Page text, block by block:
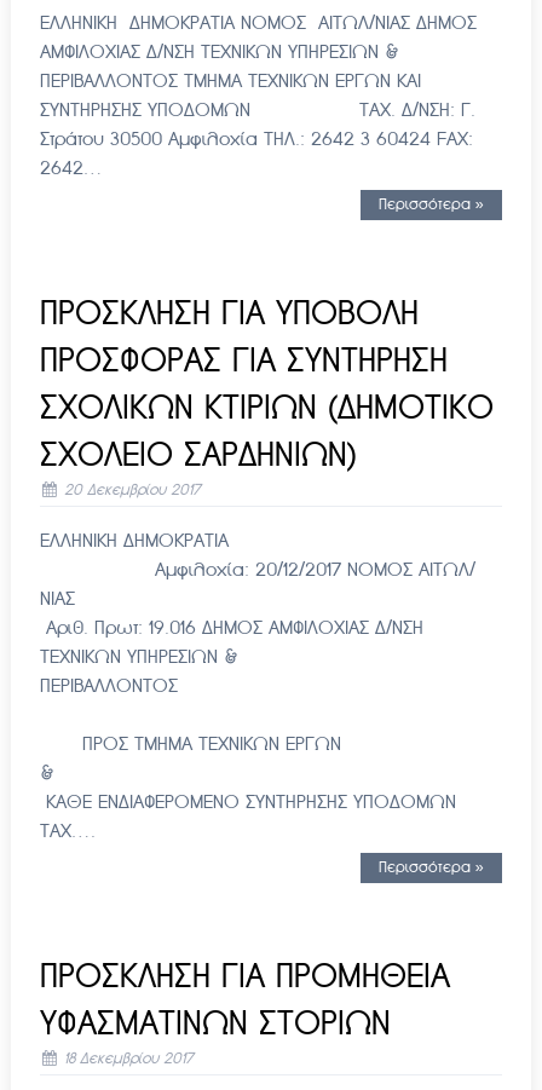
ΕΛΛΗΝΙΚΗ ΔΗΜΟΚΡΑΤΙΑ ΝΟΜΟΣ ΑΙΤΩΛ/ΝΙΑΣ ΔΗΜΟΣ
ΑΜΦΙΛΟΧΙΑΣ Δ/ΝΣΗ ΤΕΧΝΙΚΩΝ ΥΠΗΡΕΣΙΩΝ &
ΠΕΡΙΒΑΛΛΟΝΤΟΣ ΤΜΗΜΑ ΤΕΧΝΙΚΩΝ ΕΡΓΩΝ ΚΑΙ
ΣΥΝΤΗΡΗΣΗΣ ΥΠΟΔΟΜΩΝ ΤΑΧ. Δ/ΝΣΗ: Γ.
Στράτου 30500 Αμφιλοχία ΤΗΛ.: 2642 3 60424 FAX:
2642…
Περισσότερα »
ΠΡΟΣΚΛΗΣΗ ΓΙΑ ΥΠΟΒΟΛΗ
ΠΡΟΣΦΟΡΑΣ ΓΙΑ ΣΥΝΤΗΡΗΣΗ
ΣΧΟΛΙΚΩΝ ΚΤΙΡΙΩΝ (ΔΗΜΟΤΙΚΟ
ΣΧΟΛΕΙΟ ΣΑΡΔΗΝΙΩΝ)
20 Δεκεμβρίου 2017
ΕΛΛΗΝΙΚΗ ΔΗΜΟΚΡΑΤΙΑ
Αμφιλοχία: 20/12/2017 ΝΟΜΟΣ ΑΙΤΩΛ/
ΝΙΑΣ
Αριθ. Πρωτ: 19.016 ΔΗΜΟΣ ΑΜΦΙΛΟΧΙΑΣ Δ/ΝΣΗ
ΤΕΧΝΙΚΩΝ ΥΠΗΡΕΣΙΩΝ &
ΠΕΡΙΒΑΛΛΟΝΤΟΣ
ΠΡΟΣ ΤΜΗΜΑ ΤΕΧΝΙΚΩΝ ΕΡΓΩΝ
&
ΚΑΘΕ ΕΝΔΙΑΦΕΡΟΜΕΝΟ ΣΥΝΤΗΡΗΣΗΣ ΥΠΟΔΟΜΩΝ
ΤΑΧ….
Περισσότερα »
ΠΡΟΣΚΛΗΣΗ ΓΙΑ ΠΡΟΜΗΘΕΙΑ
ΥΦΑΣΜΑΤΙΝΩΝ ΣΤΟΡΙΩΝ
18 Δεκεμβρίου 2017